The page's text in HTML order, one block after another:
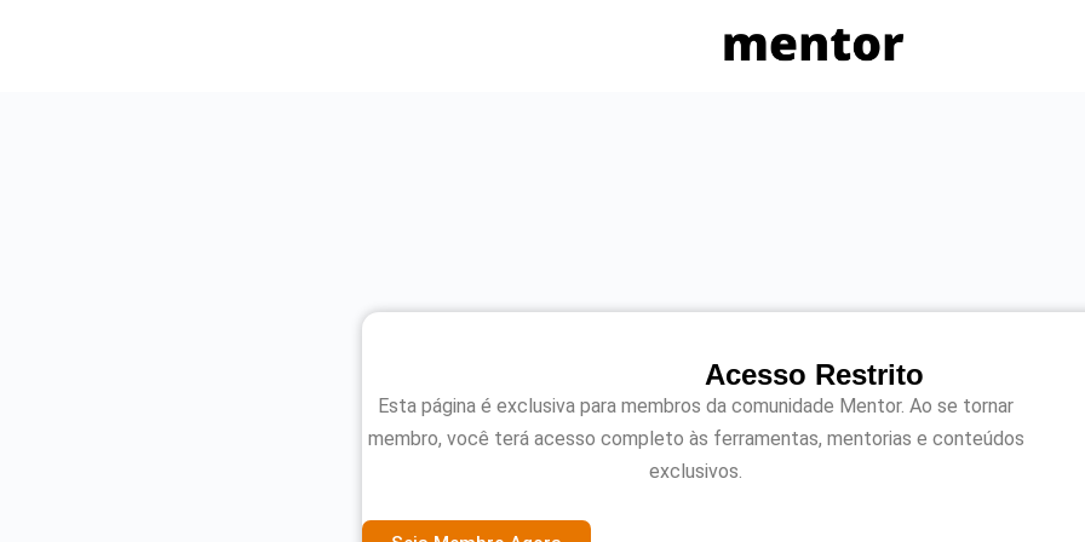
Acesso Restrito
Esta página é exclusiva para membros da comunidade Mentor. Ao se tornar
membro, você terá acesso completo às ferramentas, mentorias e conteúdos
exclusivos.